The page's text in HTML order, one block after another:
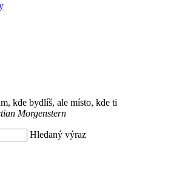
kde bydlíš, ale místo, kde ti
Morgenstern
Hledaný výraz